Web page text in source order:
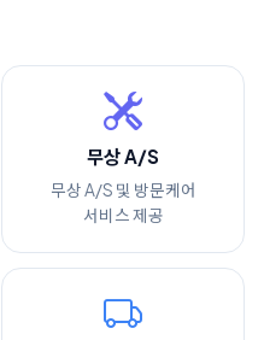
무상 A/S
무상 A/S 및 방문케어
서비스 제공